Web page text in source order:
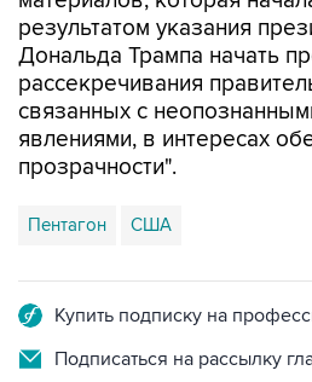
результатом указания
Дональда Трампа начать
рассекречивания
связанных с
явлениями, в интересах
прозрачности".
Пентагон США
Купить подписку на
Подписаться на рассылку